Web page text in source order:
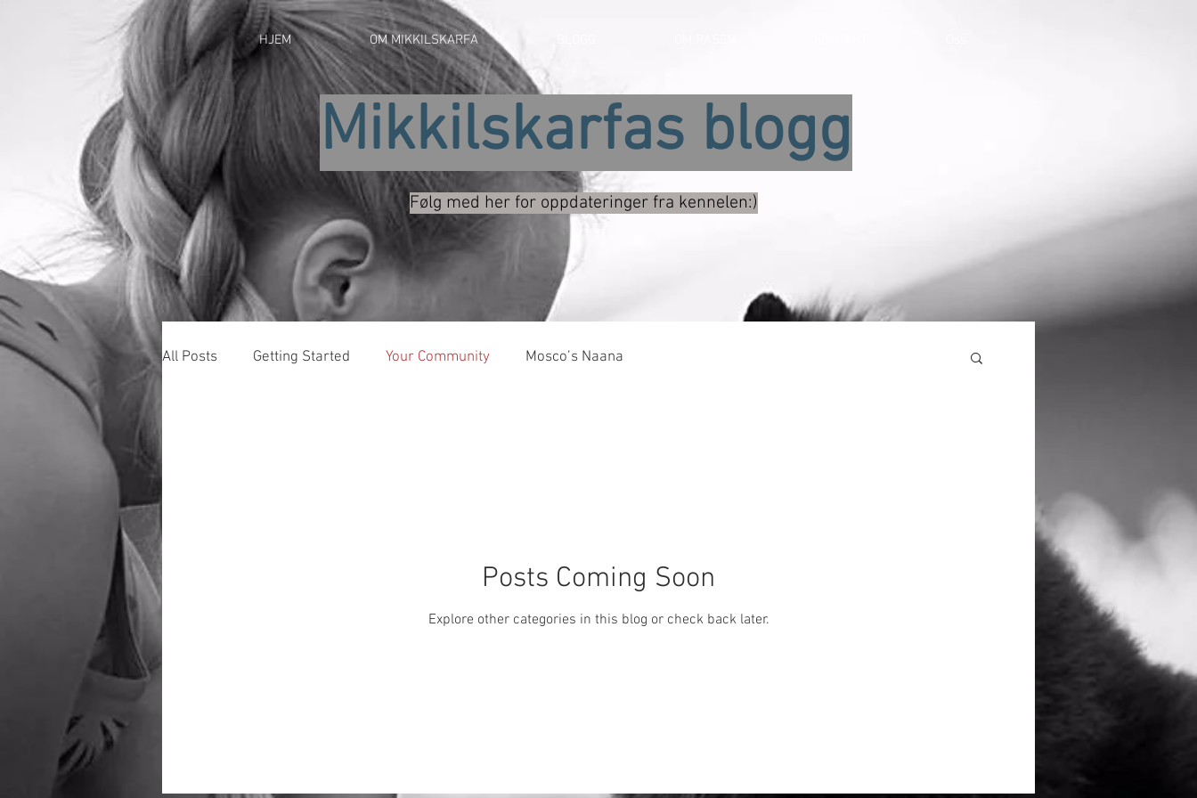
HJEM OM MIKKILSKARFA
Mikkilskarfas blogg
Følg med her for oppdateringer fra kennelen:)
All Posts Getting Started Your Community Mosco’s Naana
Posts Coming Soon
Explore other categories in this blog or check back later.